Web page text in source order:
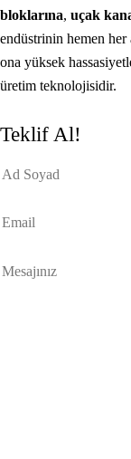
bloklarına, uçak
endüstrinin hemen
ona yüksek
üretim teknolojisidir.
Teklif Al!